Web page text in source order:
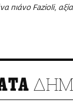
πιάνο Fazioli,